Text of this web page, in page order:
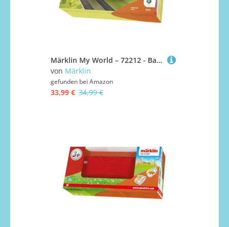
Märklin My World – 72212 - Bauernhof – Modellbahn Zubehör – Spur H0
von Märklin
gefunden bei Amazon
33,99 € 34,99 €